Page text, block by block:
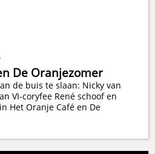
De Oranjezomer
de buis te slaan: Nicky van
VI-coryfee René schoof en
Het Oranje Café en De